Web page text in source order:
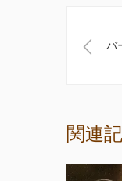
バ
関連